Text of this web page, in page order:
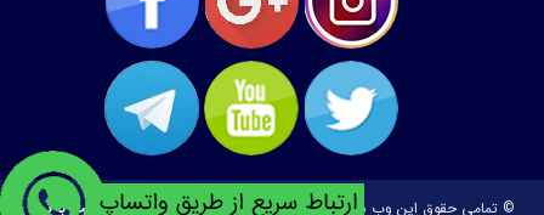
© تمامی حقوق این وب سایت متعلق به طراحی و توسعه:ساخت وبسایت با تیم